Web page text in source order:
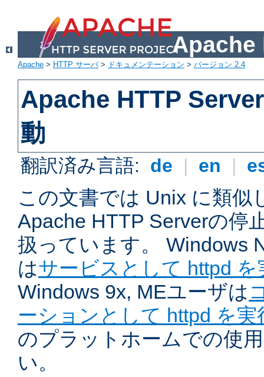
Apache
Apache > HTTP サーバ> ドキュメンテーション > バージョン 2.4
Apache HTTP
動
翻訳済み言語: de | en |
この文書では Unix に類似
Apache HTTP Serverの停
扱っています。 Windows
はサービスとして httpd を
Windows 9x, MEユーザは
ーションとして httpd を実
のプラットホームでの使
い。